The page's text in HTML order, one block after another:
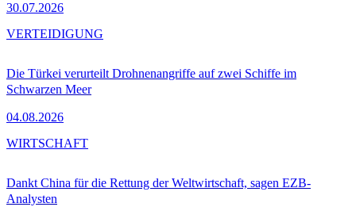
30.07.2026
Die Türkei verurteilt Drohnenangriffe auf zwei Schiffe im
Schwarzen Meer
04.08.2026
VERTEIDIGUNG
Dankt China für die Rettung der Weltwirtschaft, sagen EZB-
Analysten
WIRTSCHAFT